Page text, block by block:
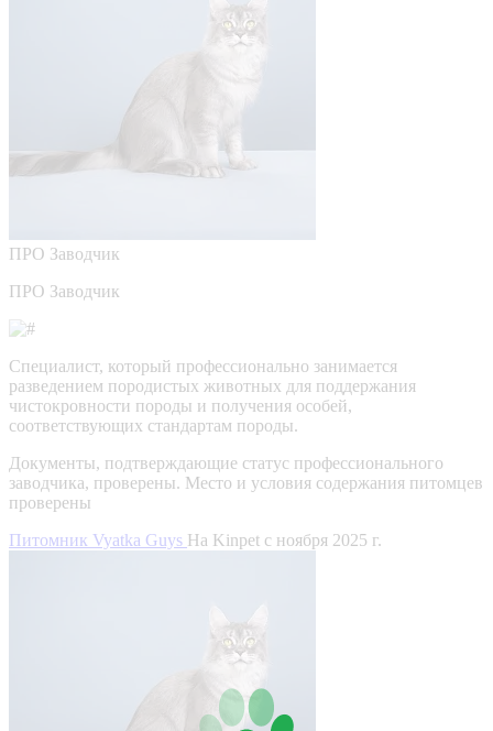
ПРО Заводчик
ПРО Заводчик
Специалист, который профессионально занимается
разведением породистых животных для поддержания
чистокровности породы и получения особей,
соответствующих стандартам породы.
Документы, подтверждающие статус профессионального
заводчика, проверены. Место и условия содержания питомцев
проверены
Питомник Vyatka Guys На Kinpet c ноября 2025 г.